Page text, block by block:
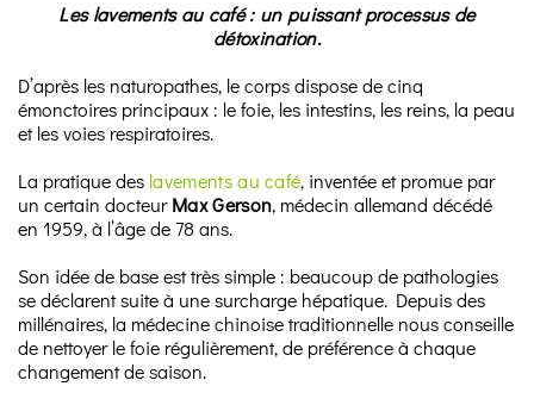
Les lavements au café : un puissant processus de
détoxination.
D’après les naturopathes, le corps dispose de cinq
émonctoires principaux : le foie, les intestins, les reins, la peau
et les voies respiratoires.
La pratique des lavements au café, inventée et promue par
un certain docteurMax Gerson, médecin allemand décédé
en 1959, à l’âge de 78 ans.
Son idée de base est très simple : beaucoup de pathologies
se déclarent suite à une surcharge hépatique. Depuis des
millénaires, la médecine chinoise traditionnelle nous conseille
de nettoyer le foie régulièrement, de préférence à chaque
changement de saison.